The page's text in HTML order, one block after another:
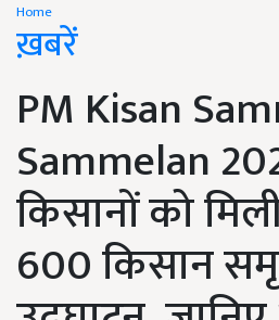
Home
ख़बरें
PM Kisan
Sammelan
किसानों को
600 किसान